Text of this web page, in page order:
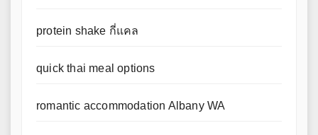
protein shake กี่แคล
quick thai meal options
romantic accommodation Albany WA